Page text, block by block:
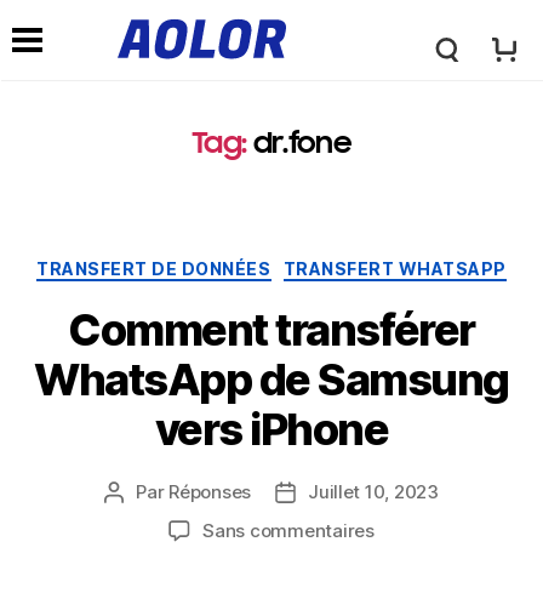
L
o
A
o
Tag: dr.fone
TRANSFERT DE DONNÉES TRANSFERT WHATSAPP
Comment transférer
WhatsApp de Samsung
vers iPhone
Par Réponses
Juillet 10, 2023
Sans commentaires